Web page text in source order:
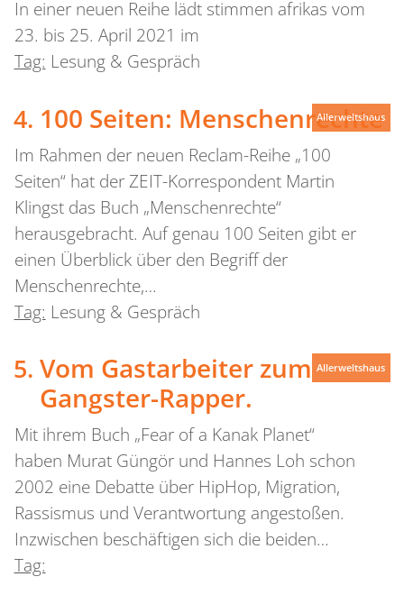
In einer neuen Reihe lädt stimmen afrikas vom
23. bis 25. April 2021 im
Tag: Lesung & Gespräch
100 Seiten: Menschenrechte
Im Rahmen der neuen Reclam-Reihe „100
Seiten“ hat der ZEIT-Korrespondent Martin
Klingst das Buch „Menschenrechte“
herausgebracht. Auf genau 100 Seiten gibt er
einen Überblick über den Begriff der
Menschenrechte,…
Tag: Lesung & Gespräch
Allerweltshaus
Vom Gastarbeiter zum
Gangster-Rapper.
Mit ihrem Buch „Fear of a Kanak Planet“
haben Murat Güngör und Hannes Loh schon
2002 eine Debatte über HipHop, Migration,
Rassismus und Verantwortung angestoßen.
Inzwischen beschäftigen sich die beiden…
Tag:
Allerweltshaus